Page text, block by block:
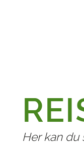
Her kan du